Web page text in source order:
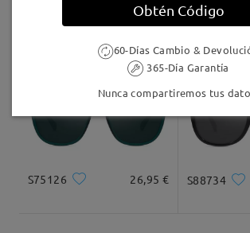
S23850 16,95 € TR98866
S75126 26,95 € S88734
Obtén Código
60-Días Cambio &
365-Día Garantía
Nunca compartiremos tus